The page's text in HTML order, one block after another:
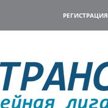
РЕГИСТРАЦИЯ